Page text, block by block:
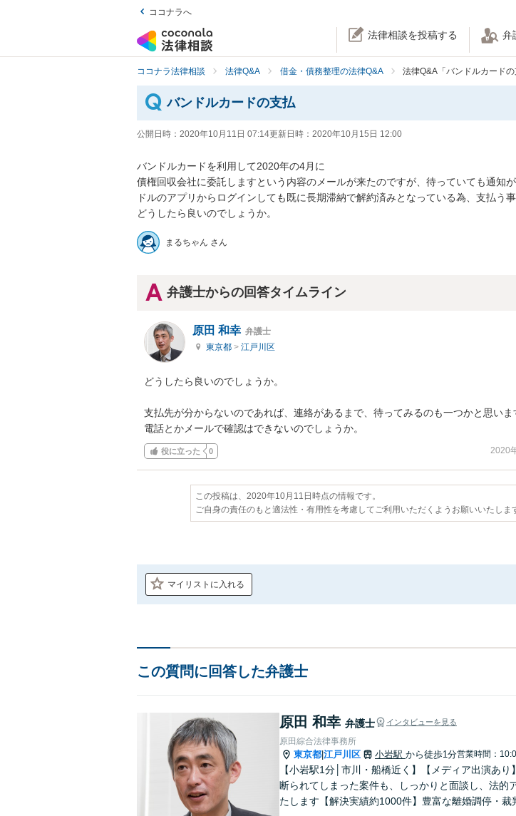
ココナラへ
法律相談を投稿する 弁
ココナラ法律相談 法律Q&A 借金・債務整理の法律Q&A 法律Q&A「バンドルカードの
バンドルカードの支払
公開日時： 2020年10月11日 07:14更新日時： 2020年10月15日 12:00
バンドルカードを利用して2020年の4月に
債権回収会社に委託しますという内容のメールが来たのですが、待っていても通知
ドルのアプリからログインしても既に長期滞納で解約済みとなっている為、支払う事
どうしたら良いのでしょうか。
まるちゃん さん
弁護士からの回答タイムライン
原田 和幸 弁護士
東京都 > 江戸川区
どうしたら良いのでしょうか。
支払先が分からないのであれば、連絡があるまで、待ってみるのも一つかと思いま
電話とかメールで確認はできないのでしょうか。
役に立った 0 2020
この投稿は、2020年10月11日時点の情報です。
ご自身の責任のもと適法性・有用性を考慮してご利用いただくようお願いいたしま
マイリストに入れる
この質問に回答した弁護士
原田 和幸 弁護士 インタビューを見る
原田綜合法律事務所
東京都 江戸川区 小岩駅 から徒歩1分営業時間：
【小岩駅1分│市川・船橋近く】【メディア出演あり
断られてしまった案件も、しっかりと面談し、法的
たします【解決実績約1000件】豊富な離婚調停・裁